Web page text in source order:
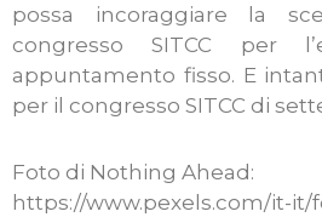
possa incoraggiare la
congresso SITCC per
appuntamento fisso. E
per il congresso SITCC di
Foto di Nothing Ahead:
https://www.pexels.com/it-it/